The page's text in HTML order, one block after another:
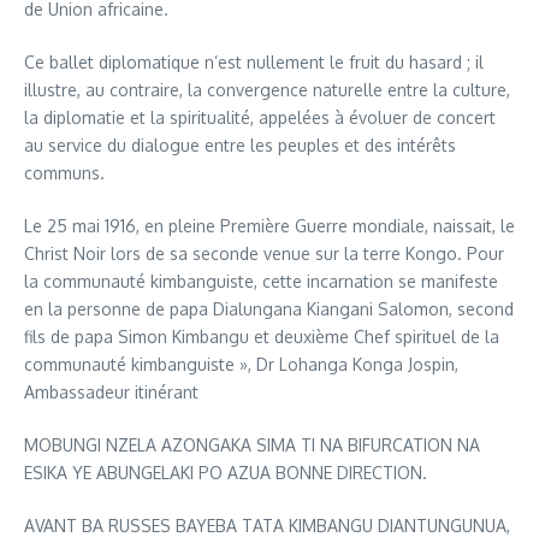
de Union africaine.
Ce ballet diplomatique n’est nullement le fruit du hasard ; il
illustre, au contraire, la convergence naturelle entre la culture,
la diplomatie et la spiritualité, appelées à évoluer de concert
au service du dialogue entre les peuples et des intérêts
communs.
Le 25 mai 1916, en pleine Première Guerre mondiale, naissait, le
Christ Noir lors de sa seconde venue sur la terre Kongo. Pour
la communauté kimbanguiste, cette incarnation se manifeste
en la personne de papa Dialungana Kiangani Salomon, second
fils de papa Simon Kimbangu et deuxième Chef spirituel de la
communauté kimbanguiste », Dr Lohanga Konga Jospin,
Ambassadeur itinérant
MOBUNGI NZELA AZONGAKA SIMA TI NA BIFURCATION NA
ESIKA YE ABUNGELAKI PO AZUA BONNE DIRECTION.
AVANT BA RUSSES BAYEBA TATA KIMBANGU DIANTUNGUNUA,